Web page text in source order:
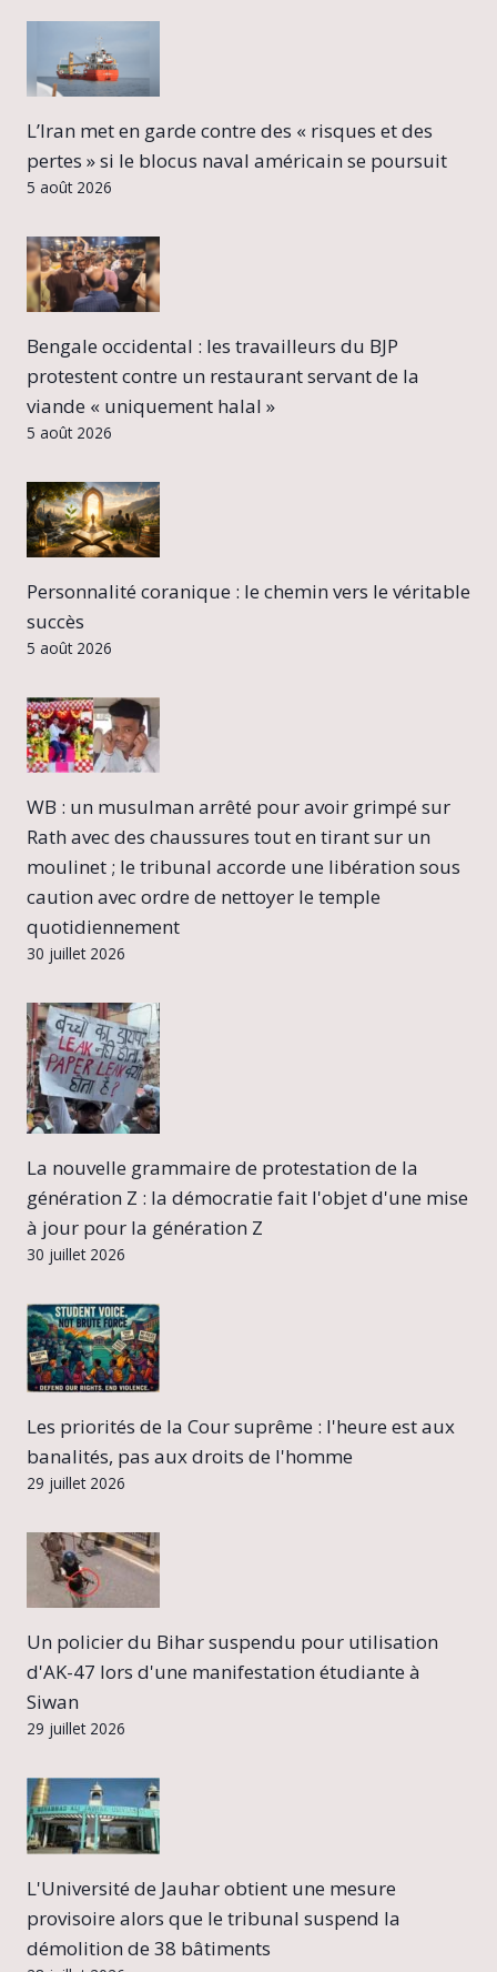
L’Iran met en garde contre des « risques et des
pertes » si le blocus naval américain se poursuit
5 août 2026
Bengale occidental : les travailleurs du BJP
protestent contre un restaurant servant de la
viande « uniquement halal »
5 août 2026
Personnalité coranique : le chemin vers le véritable
succès
5 août 2026
WB : un musulman arrêté pour avoir grimpé sur
Rath avec des chaussures tout en tirant sur un
moulinet ; le tribunal accorde une libération sous
caution avec ordre de nettoyer le temple
quotidiennement
30 juillet 2026
La nouvelle grammaire de protestation de la
génération Z : la démocratie fait l'objet d'une mise
à jour pour la génération Z
30 juillet 2026
Les priorités de la Cour suprême : l'heure est aux
banalités, pas aux droits de l'homme
29 juillet 2026
Un policier du Bihar suspendu pour utilisation
d'AK-47 lors d'une manifestation étudiante à
Siwan
29 juillet 2026
L'Université de Jauhar obtient une mesure
provisoire alors que le tribunal suspend la
démolition de 38 bâtiments